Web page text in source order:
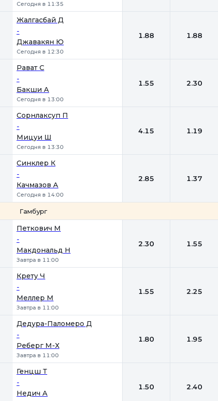
Сегодня в 11:35
Жалгасбай Д
-
Джавакян Ю
Сегодня в 12:30
1.88 1.88
Рават С
-
Бакши А
Сегодня в 13:00
1.55 2.30
Сорнлаксуп П
-
Мицуи Ш
Сегодня в 13:30
4.15 1.19
Синклер К
-
Качмазов А
Сегодня в 14:00
2.85 1.37
Гамбург
Петкович М
-
Макдональд Н
Завтра в 11:00
2.30 1.55
Крету Ч
-
Меллер М
Завтра в 11:00
1.55 2.25
Дедура-Паломеро Д
-
Реберг М-Х
Завтра в 11:00
1.80 1.95
Генцш Т
-
Недич А
1.50 2.40